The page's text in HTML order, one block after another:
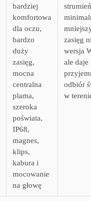
bardziej
komfortowa
dla oczu,
bardzo
duży
zasięg,
mocna
centralna
plama,
szeroka
poświata,
IP68,
magnes,
klips,
kabura i
mocowanie
na głowę
zasięg
wersja
ale daje
odbiór
w